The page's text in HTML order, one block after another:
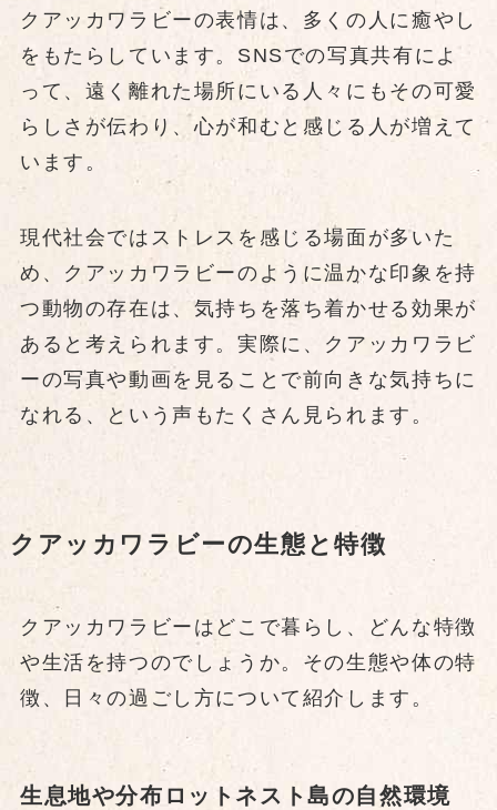
クアッカワラビーの表情は、多くの人に癒やし
をもたらしています。SNSでの写真共有によ
って、遠く離れた場所にいる人々にもその可愛
らしさが伝わり、心が和むと感じる人が増えて
います。
現代社会ではストレスを感じる場面が多いた
め、クアッカワラビーのように温かな印象を持
つ動物の存在は、気持ちを落ち着かせる効果が
あると考えられます。実際に、クアッカワラビ
ーの写真や動画を見ることで前向きな気持ちに
なれる、という声もたくさん見られます。
クアッカワラビーの生態と特徴
クアッカワラビーはどこで暮らし、どんな特徴
や生活を持つのでしょうか。その生態や体の特
徴、日々の過ごし方について紹介します。
生息地や分布ロットネスト島の自然環境